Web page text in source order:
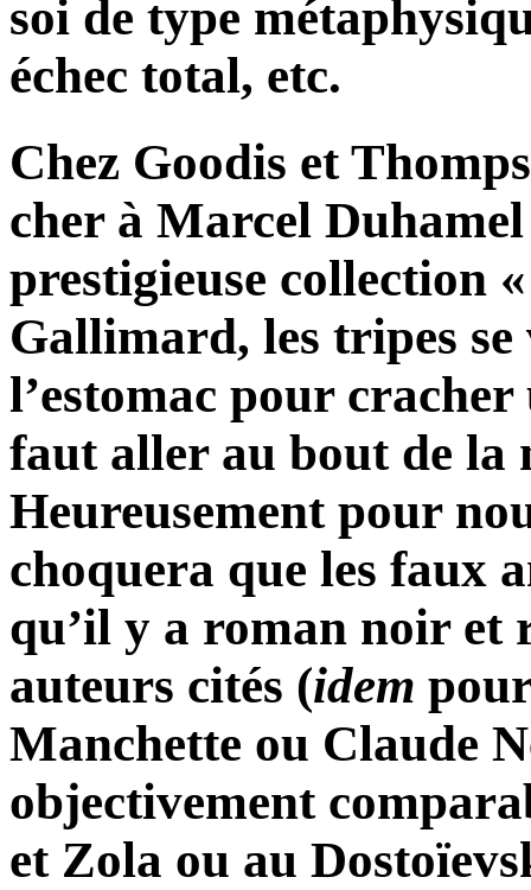
soi de type
échec total, etc.
Chez Goodis et
cher à Marcel
prestigieuse collection
Gallimard, les tripes
l’estomac pour
faut aller au bout de la
Heureusement pour
choquera que les faux
qu’il y a roman noir et
auteurs cités (idem
Manchette ou Claude
objectivement
et Zola ou au